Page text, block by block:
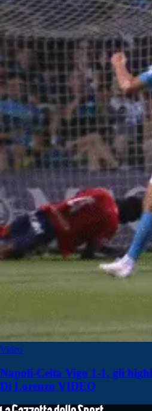
Video
Napoli-Celta Vigo 1-1, gli
Di Lorenzo VIDEO